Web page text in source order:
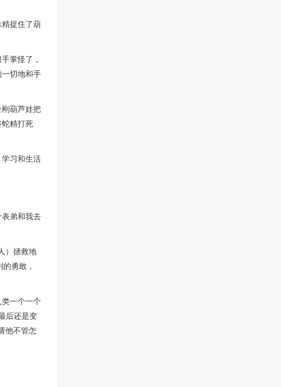
捉住了葫
掌怪了，
切地和手
葫芦娃把
精打死
习和生活
弟和我去
）拯救地
勇敢，
一个一个
后还是变
他不管怎